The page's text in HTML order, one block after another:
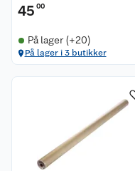
45 00
På lager (+20)
På lager i 3 butikker